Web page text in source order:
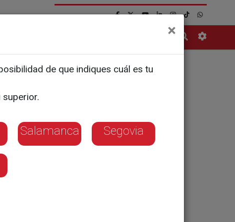
×
de que indiques cuál es tu
superior.
Salamanca Segovia